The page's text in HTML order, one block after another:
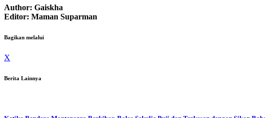
Author: Gaiskha
Editor: Maman Suparman
Bagikan melalui
X
Berita Lainnya